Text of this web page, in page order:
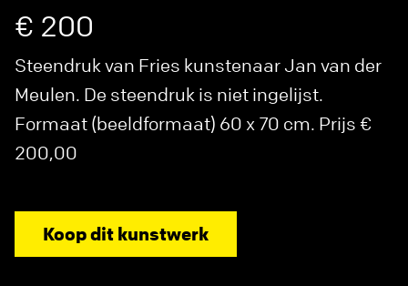
€ 200
Steendruk van Fries kunstenaar Jan van der
Meulen. De steendruk is niet ingelijst.
Formaat (beeldformaat) 60 x 70 cm. Prijs €
200,00
Koop dit kunstwerk